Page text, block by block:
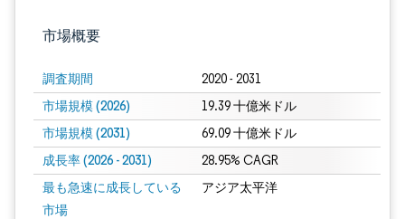
市場概要
調査期間 2020 - 2031
市場規模 (2026) 19.39 十億米ドル
市場規模 (2031) 69.09 十億米ドル
成長率 (2026 - 2031) 28.95% CAGR
最も急速に成長している
市場
アジア太平洋